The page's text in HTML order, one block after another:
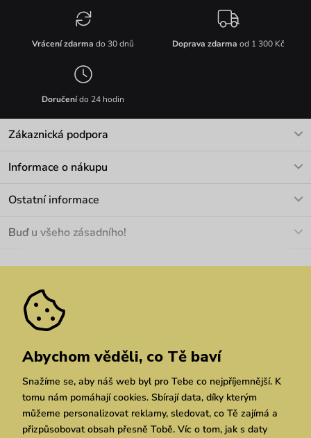
Vrácení zdarma do 30 dnů Doprava zdarma od 1 300 Kč
Doručenído 24 hodin
Zákaznická podpora
Informace o nákupu
Materiály a údržba
Pozáruční opravy
Ostatní informace
Velkoobchod
We Care
Dárkové poukazy
Vuchlook
Prodejny
Praha Brno Chrudim
Buď u všeho zásadního!
Zásady ochrany osobních údajů
Abychom věděli, co Tě baví
Snažíme se, aby náš web byl pro Tebe co nejpříjemnější. K
tomu nám pomáhají cookies. Sbírají data, díky kterým
můžeme personalizovat reklamy, sledovat, co Tě zajímá a
přizpůsobovat obsah přesně Tobě. Víc o tom, jak s daty